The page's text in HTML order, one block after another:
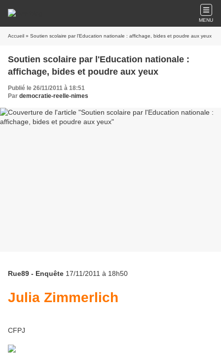
MENU
Accueil » Soutien scolaire par l'Education nationale : affichage, bides et poudre aux yeux
Soutien scolaire par l'Education nationale :
affichage, bides et poudre aux yeux
Publié le 26/11/2011 à 18:51
Par democratie-reelle-nimes
Rue89 - Enquête 17/11/2011 à 18h50
Julia Zimmerlich
CFPJ